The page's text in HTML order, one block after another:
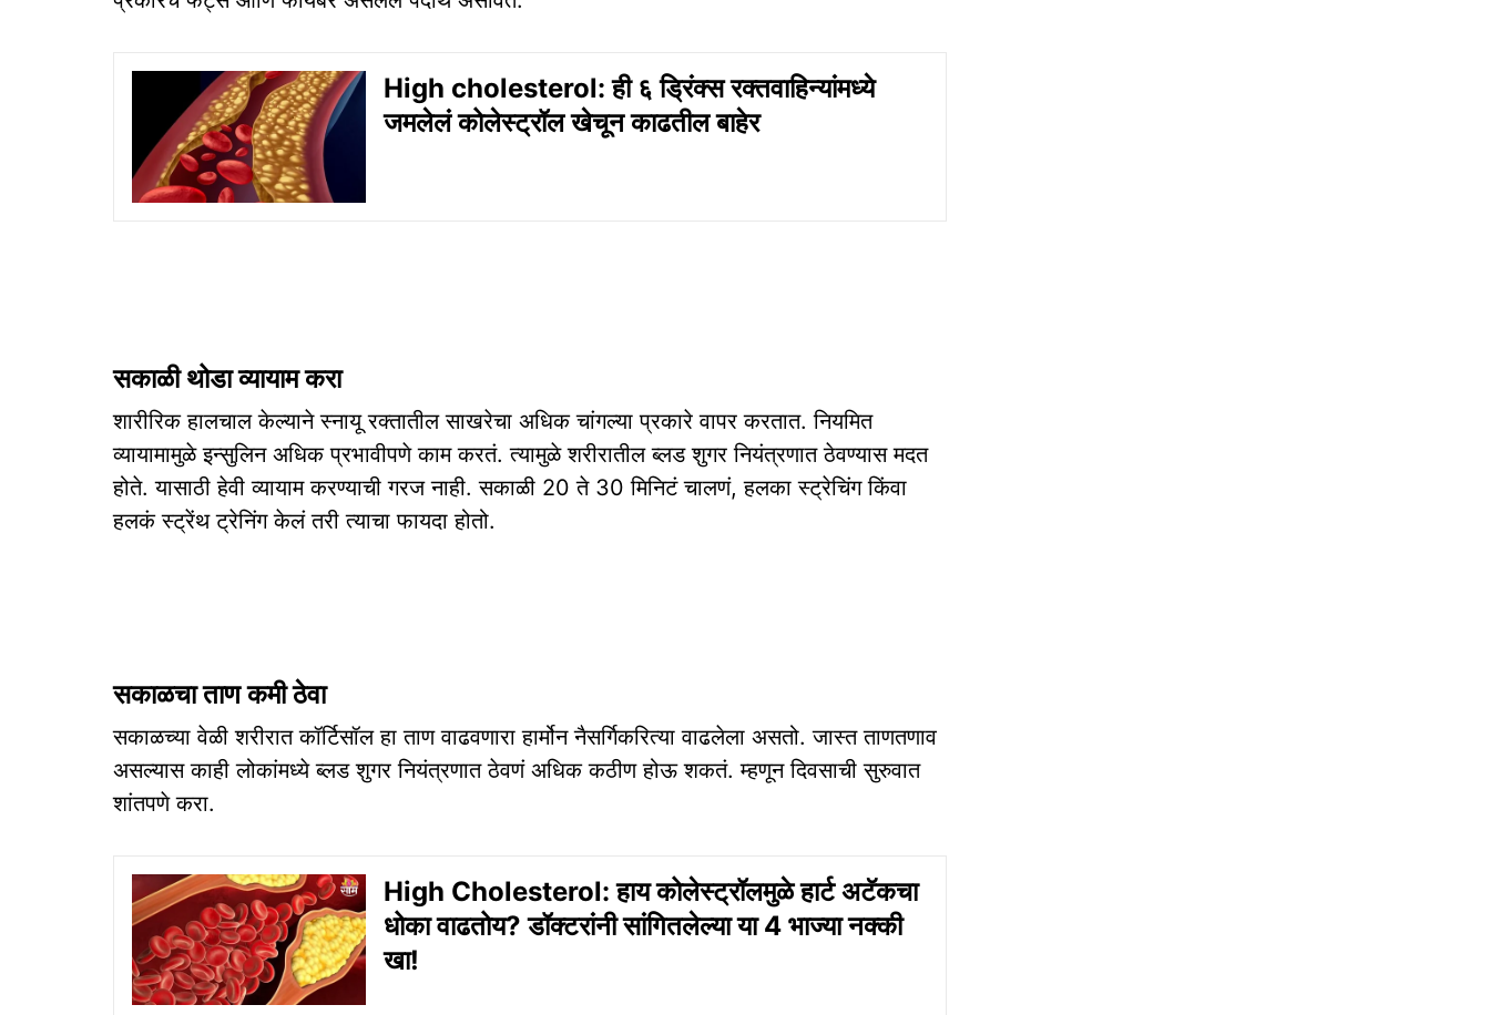
High cholesterol: ही ६ ड्रिंक्स रक्तवाहिन्यांमध्ये
जमलेलं कोलेस्ट्रॉल खेचून काढतील बाहेर
सकाळी थोडा व्यायाम करा
शारीरिक हालचाल केल्याने स्नायू रक्तातील साखरेचा अधिक चांगल्या प्रकारे वापर करतात. नियमित
व्यायामामुळे इन्सुलिन अधिक प्रभावीपणे काम करतं. त्यामुळे शरीरातील ब्लड शुगर नियंत्रणात ठेवण्यास मदत
होते. यासाठी हेवी व्यायाम करण्याची गरज नाही. सकाळी 20 ते 30 मिनिटं चालणं, हलका स्ट्रेचिंग किंवा
हलकं स्ट्रेंथ ट्रेनिंग केलं तरी त्याचा फायदा होतो.
सकाळचा ताण कमी ठेवा
सकाळच्या वेळी शरीरात कॉर्टिसॉल हा ताण वाढवणारा हार्मोन नैसर्गिकरित्या वाढलेला असतो. जास्त ताणतणाव
असल्यास काही लोकांमध्ये ब्लड शुगर नियंत्रणात ठेवणं अधिक कठीण होऊ शकतं. म्हणून दिवसाची सुरुवात
शांतपणे करा.
High Cholesterol: हाय कोलेस्ट्रॉलमुळे हार्ट अटॅकचा
धोका वाढतोय? डॉक्टरांनी सांगितलेल्या या 4 भाज्या नक्की
खा!